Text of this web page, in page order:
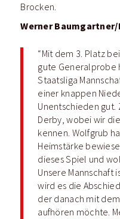
Brocken.
Werner
“Mit dem 3. Platz
gute Generalprobe
Staatsliga
einer knappen
Unentschieden gut.
Derby, wobei wir
kennen. Wolfgrub
Heimstärke
dieses Spiel und
Unsere
wird es die
der danach mit
aufhören möchte.